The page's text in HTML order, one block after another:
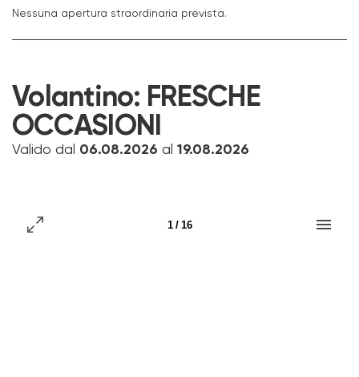
Nessuna apertura straordinaria prevista.
Volantino: FRESCHE
OCCASIONI
Valido dal 06.08.2026 al 19.08.2026